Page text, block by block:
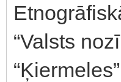
“Valsts